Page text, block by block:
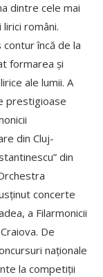
dintre cele mai
români.
contur încă de la
formarea și
ale lumii. A
prestigioase
din Cluj-
din
concerte
a Filarmonicii
De
naționale
la competiții